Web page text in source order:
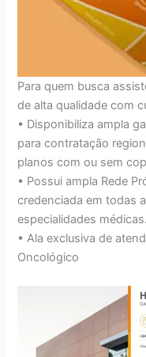
Para quem busca
de alta qualidade com
• Disponibiliza ampla
para contratação
planos com ou sem
• Possui ampla Rede
credenciada em todas
especialidades médicas.
• Ala exclusiva de
Oncológico